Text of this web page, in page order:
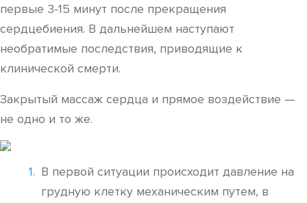
первые 3-15 минут после прекращения
сердцебиения. В дальнейшем наступают
необратимые последствия, приводящие к
клинической смерти.
Закрытый массаж сердца и прямое воздействие —
не одно и то же.
В первой ситуации происходит давление на
грудную клетку механическим путем, в